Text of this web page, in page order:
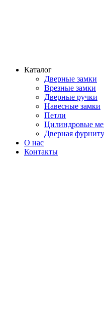
Каталог
Дверные замки
Врезные замки
Дверные ручки
Навесные замки
Петли
Цилиндровые
Дверная
О нас
Контакты